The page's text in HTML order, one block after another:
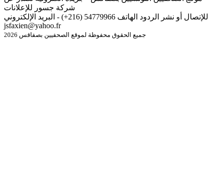
شركة جسور للإعلانات
للإتصال أو نشر الردود الهاتف 54779966 (216+) - البريد الإلكتروني
jsfaxien@yahoo.fr
جميع الحقوق محفوظة لموقع الصحفيين بصفاقس 2026